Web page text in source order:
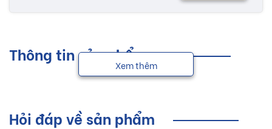
Thông tin sản phẩm
Xem thêm
Hỏi đáp về sản phẩm